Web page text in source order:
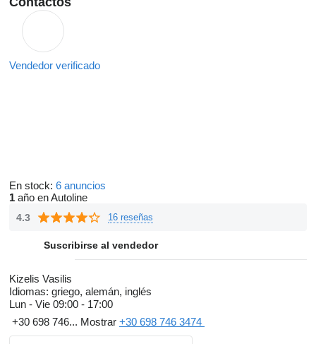
Vendedor verificado
En stock: 6 anuncios
1 año en Autoline
4.3 16 reseñas
Suscribirse al vendedor
Kizelis Vasilis
Idiomas: griego, alemán, inglés
Lun - Vie 09:00 - 17:00
+30 698 746... Mostrar +30 698 746 3474